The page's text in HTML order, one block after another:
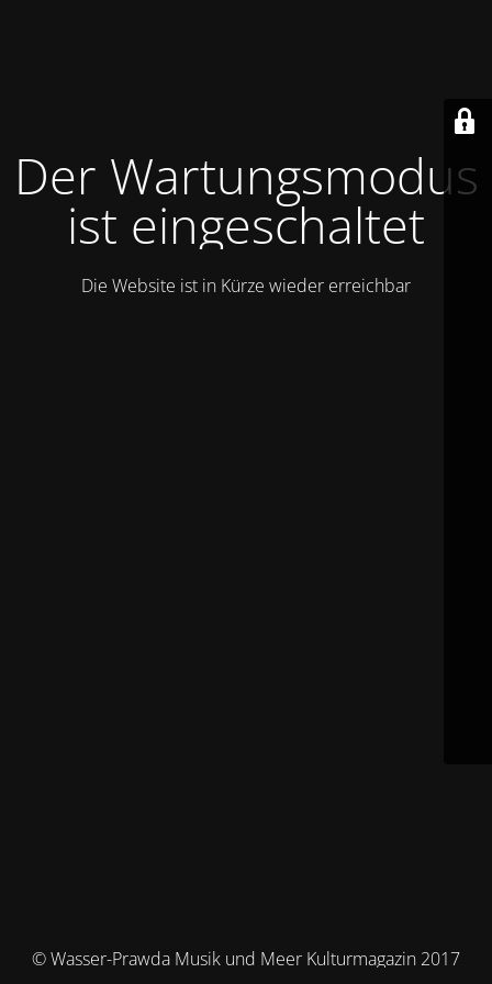
Der Wartungsmodus
ist eingeschaltet
Die Website ist in Kürze wieder erreichbar
© Wasser-Prawda Musik und Meer Kulturmagazin 2017